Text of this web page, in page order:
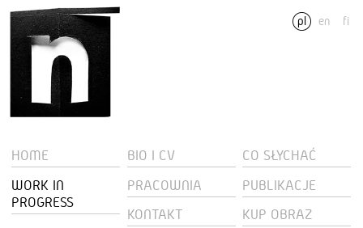
pl en fi
HOME BIO I CV
CO SŁYCHAĆ
WORK IN
PROGRESS
PRACOWNIA
PUBLIKACJE
KONTAKT
KUP OBRAZ